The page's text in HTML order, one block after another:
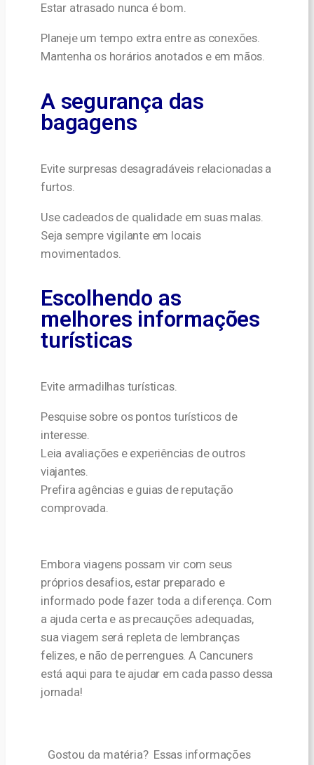
Estar atrasado nunca é bom.
Planeje um tempo extra entre as conexões.
Mantenha os horários anotados e em mãos.
A segurança das
bagagens
Evite surpresas desagradáveis relacionadas a
furtos.
Use cadeados de qualidade em suas malas.
Seja sempre vigilante em locais
movimentados.
Escolhendo as
melhores informações
turísticas
Evite armadilhas turísticas.
Pesquise sobre os pontos turísticos de
interesse.
Leia avaliações e experiências de outros
viajantes.
Prefira agências e guias de reputação
comprovada.
Embora viagens possam vir com seus
próprios desafios, estar preparado e
informado pode fazer toda a diferença. Com
a ajuda certa e as precauções adequadas,
sua viagem será repleta de lembranças
felizes, e não de perrengues. A Cancuners
está aqui para te ajudar em cada passo dessa
jornada!
Gostou da matéria? Essas informações